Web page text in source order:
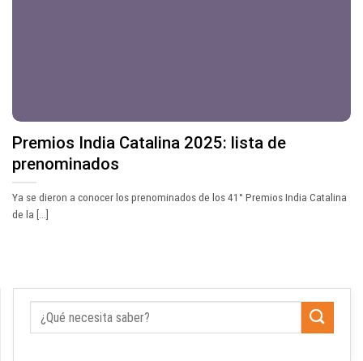
Premios India Catalina 2025: lista de
prenominados
Ya se dieron a conocer los prenominados de los 41° Premios India Catalina
de la [...]